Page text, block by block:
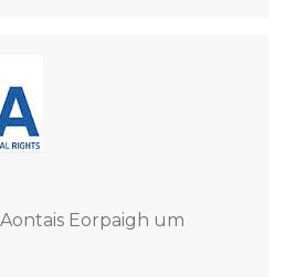
Eorpaigh um